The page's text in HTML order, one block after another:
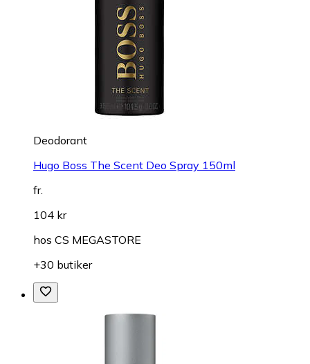
Deodorant
Hugo Boss The Scent Deo Spray 150ml
fr.
104 kr
hos CS MEGASTORE
+30 butiker